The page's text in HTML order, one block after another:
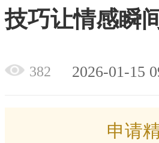
技巧让情感瞬
382 2026-01-15
申请